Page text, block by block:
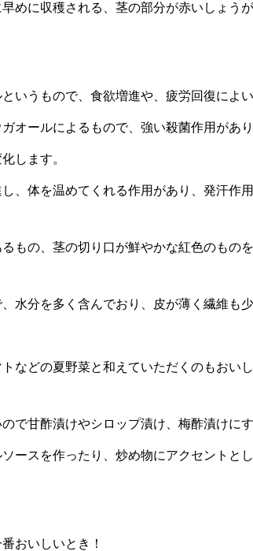
めに収穫される、茎の部分が赤いしょうが
いうもので、食欲増進や、疲労回復によ
オールによるもので、強い殺菌作用があ
します。
、体を温めてくれる作用があり、発汗作
もの、茎の切り口が鮮やかな紅色のものを
水分を多く含んでおり、皮が薄く繊維も
などの夏野菜と和えていただくのもおいし
で甘酢漬けやシロップ漬け、梅酢漬けに
ースを作ったり、炒め物にアクセントと
おいしいとき！